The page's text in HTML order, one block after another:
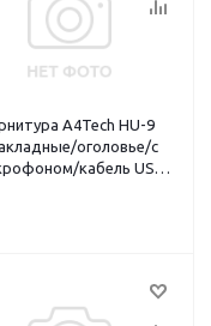
A4Tech HU-9
оголовье/с
кабель USB